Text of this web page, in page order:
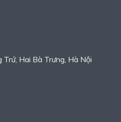
Hai Bà Trưng, Hà Nội